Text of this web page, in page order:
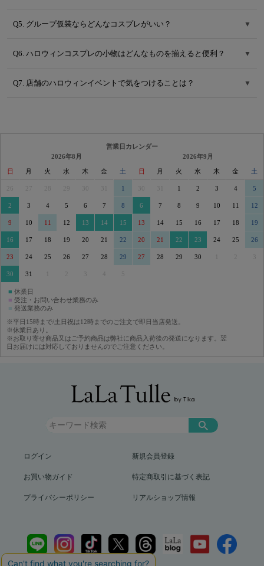
Q5. グループ仮装ならどんなコスプレがいい？ ▼
Q6. ハロウィンコスプレの小物はどんなものを揃えると便利？ ▼
Q7. 店舗のハロウィンイベントで気をつけることは？ ▼
営業日カレンダー
2026年8月
日 月 火 水 木 金 土
29 30 31 1
2 3 4 5 6 7 8
9 10 11 12 13 14 15
16 17 18 19 20 21 22
23 24 25 26 27 28 29
30 31 3 5
2026年9月
日 月 火 水 木 金 土
30 31 1 2 3 4 5
6 7 8 9 10 11 12
13 14 15 16 17 18 19
20 21 22 23 24 25 26
27 28 29 30 3
■ 休業日
■ 受注・お問い合わせ業務のみ
■ 発送業務のみ
※平日15時まで/土日祝は12時までのご注文で即日当店発送。
※休業日あり。
※お取り寄せ商品又はご予約商品は弊社に商品入荷後の発送になります。翌
日お届けには対応しておりませんのでご注意ください。
ログイン 新規会員登録
お買い物ガイド 特定商取引に基づく表記
プライバシーポリシー リアルショップ情報